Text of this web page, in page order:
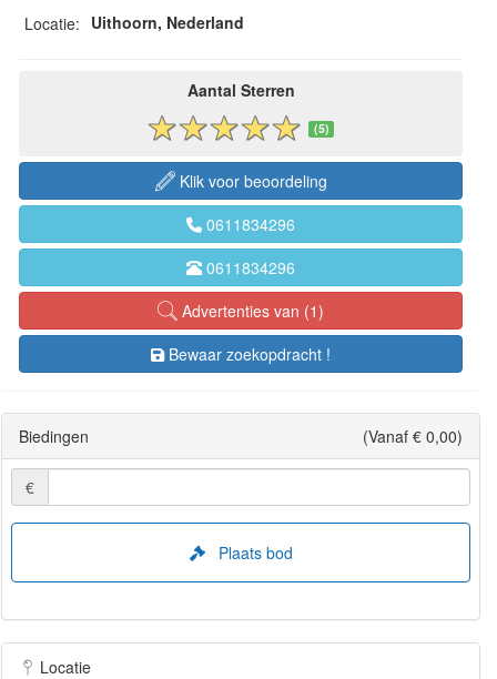
Locatie: Uithoorn, Nederland
Aantal Sterren
(5)
Klik voor beoordeling
0611834296
0611834296
Advertenties van (1)
Bewaar zoekopdracht !
Biedingen (Vanaf € 0,00)
€
Plaats bod
Locatie